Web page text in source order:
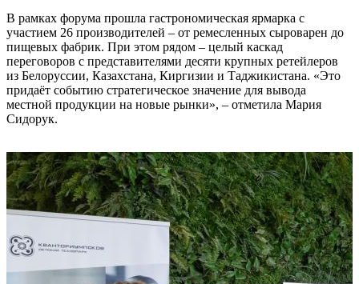
В рамках форума прошла гастрономическая ярмарка с
участием 26 производителей – от ремесленных сыроварен до
пищевых фабрик. При этом рядом – целый каскад
переговоров с представителями десяти крупных ретейлеров
из Белоруссии, Казахстана, Киргизии и Таджикистана. «Это
придаёт событию стратегическое значение для вывода
местной продукции на новые рынки», – отметила Мария
Сидорук.